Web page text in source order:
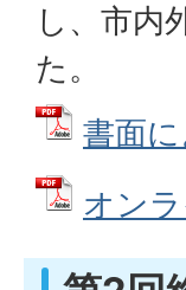
し、市内
た。
書面
オン